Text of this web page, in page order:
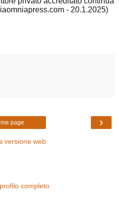
- 20.1.2025)
›
page
versione web
completo